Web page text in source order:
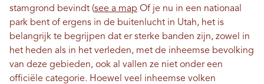
stamgrond bevindt (see a map Of je nu in een nationaal
park bent of ergens in de buitenlucht in Utah, het is
belangrijk te begrijpen dat er sterke banden zijn, zowel in
het heden als in het verleden, met de inheemse bevolking
van deze gebieden, ook al vallen ze niet onder een
officiële categorie. Hoewel veel inheemse volken